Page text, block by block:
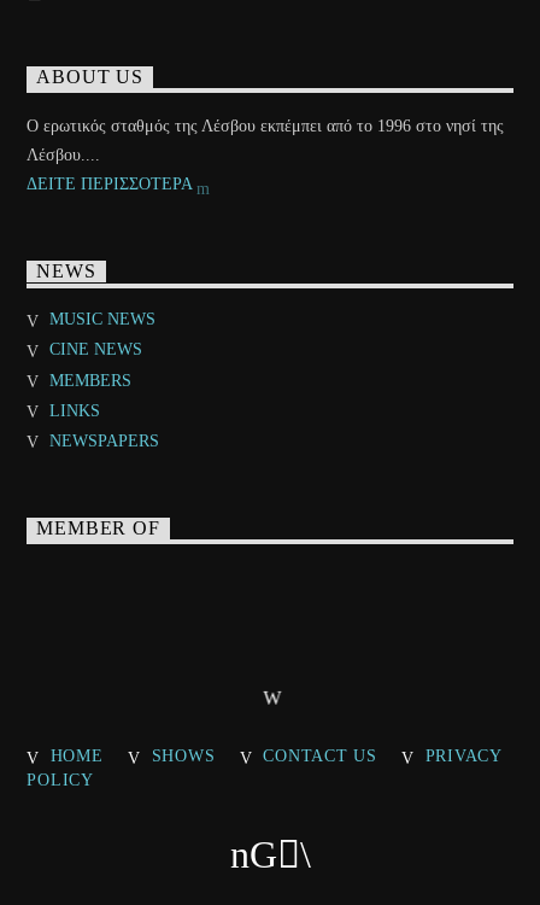
ABOUT US
Ο ερωτικός σταθμός της Λέσβου εκπέμπει από το 1996 στο νησί της
Λέσβου....
ΔΕΙΤΕ ΠΕΡΙΣΣΟΤΕΡΑ
NEWS
MUSIC NEWS
CINE NEWS
MEMBERS
LINKS
NEWSPAPERS
MEMBER OF
HOME SHOWS CONTACT US
PRIVACY
POLICY